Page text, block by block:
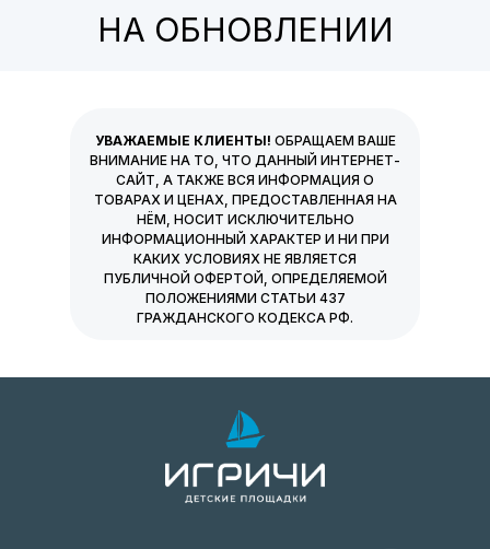
НА ОБНОВЛЕНИИ
УВАЖАЕМЫЕ КЛИЕНТЫ! ОБРАЩАЕМ ВАШЕ
ВНИМАНИЕ НА ТО, ЧТО ДАННЫЙ ИНТЕРНЕТ-
САЙТ, А ТАКЖЕ ВСЯ ИНФОРМАЦИЯ О
ТОВАРАХ И ЦЕНАХ, ПРЕДОСТАВЛЕННАЯ НА
НЁМ, НОСИТ ИСКЛЮЧИТЕЛЬНО
ИНФОРМАЦИОННЫЙ ХАРАКТЕР И НИ ПРИ
КАКИХ УСЛОВИЯХ НЕ ЯВЛЯЕТСЯ
ПУБЛИЧНОЙ ОФЕРТОЙ, ОПРЕДЕЛЯЕМОЙ
ПОЛОЖЕНИЯМИ СТАТЬИ 437
ГРАЖДАНСКОГО КОДЕКСА РФ.